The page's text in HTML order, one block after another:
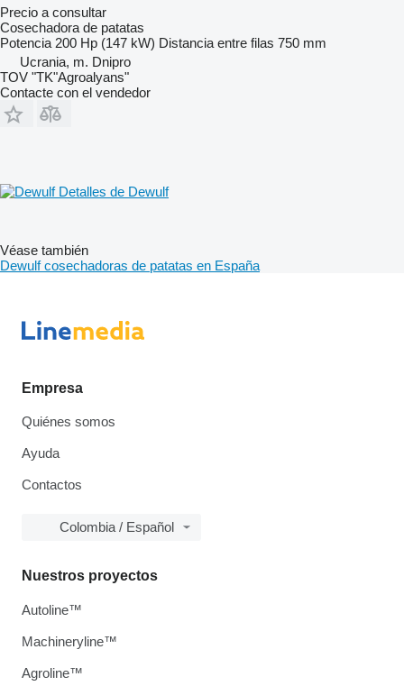
Precio a consultar
Cosechadora de patatas
Potencia 200 Hp (147 kW) Distancia entre filas 750 mm
Ucrania, m. Dnipro
TOV "TK"Agroalyans"
Contacte con el vendedor
Detalles de Dewulf
Véase también
Dewulf cosechadoras de patatas en España
Empresa
Quiénes somos
Ayuda
Contactos
Colombia / Español
Nuestros proyectos
Autoline™
Machineryline™
Agroline™